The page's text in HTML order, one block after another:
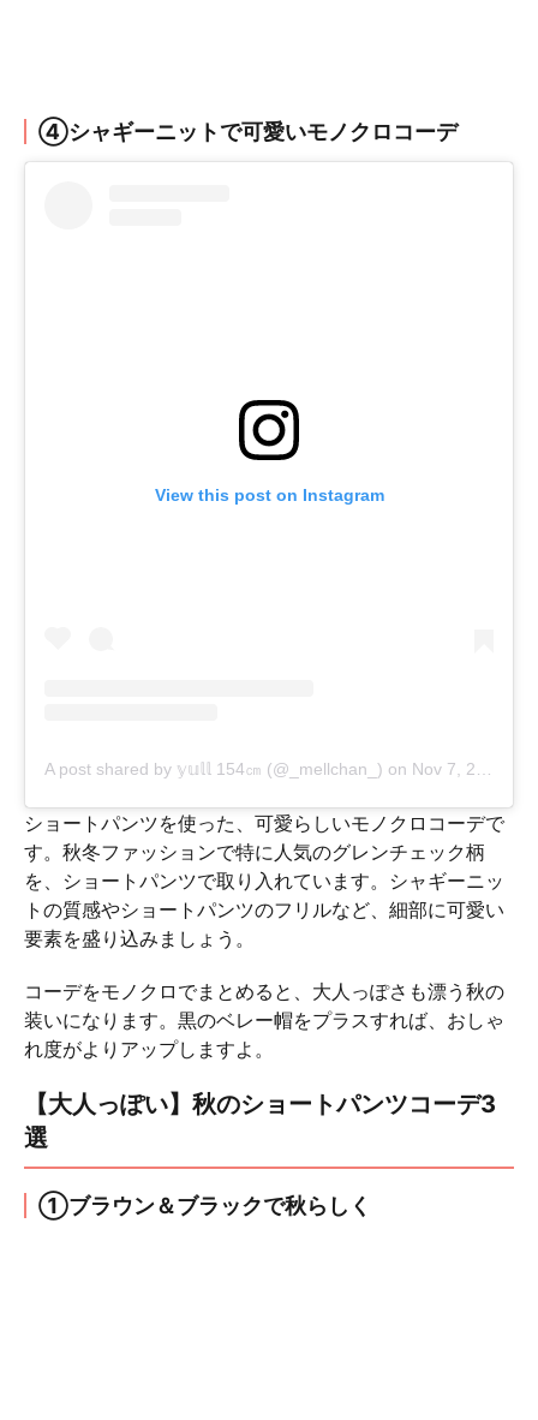
④シャギーニットで可愛いモノクロコーデ
View this post on Instagram
A post shared by 𝕪𝕦𝕝𝕝 154㎝ (@_mellchan_) on Nov 7, 2019 at 8:14am PST
ショートパンツを使った、可愛らしいモノクロコーデで
す。秋冬ファッションで特に人気のグレンチェック柄
を、ショートパンツで取り入れています。シャギーニッ
トの質感やショートパンツのフリルなど、細部に可愛い
要素を盛り込みましょう。
コーデをモノクロでまとめると、大人っぽさも漂う秋の
装いになります。黒のベレー帽をプラスすれば、おしゃ
れ度がよりアップしますよ。
【大人っぽい】秋のショートパンツコーデ3
選
①ブラウン＆ブラックで秋らしく